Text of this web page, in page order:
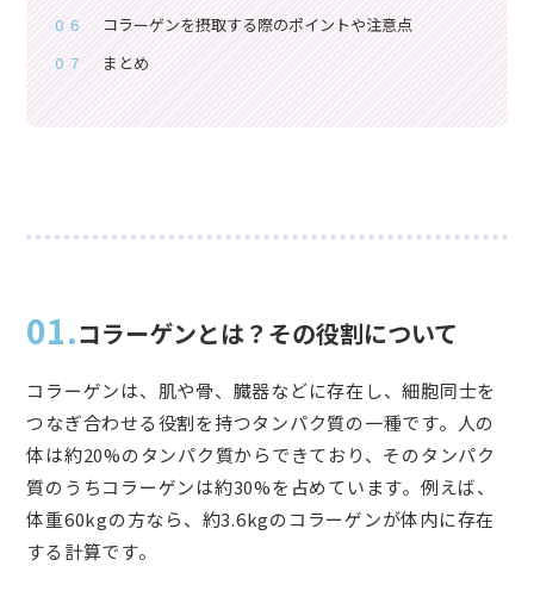
06
コラーゲンを摂取する際のポイントや注意点
07
まとめ
01.コラーゲンとは？その役割について
コラーゲンは、肌や骨、臓器などに存在し、細胞同士を
つなぎ合わせる役割を持つタンパク質の一種です。人の
体は約20%のタンパク質からできており、そのタンパク
質のうちコラーゲンは約30%を占めています。例えば、
体重60kgの方なら、約3.6kgのコラーゲンが体内に存在
する計算です。